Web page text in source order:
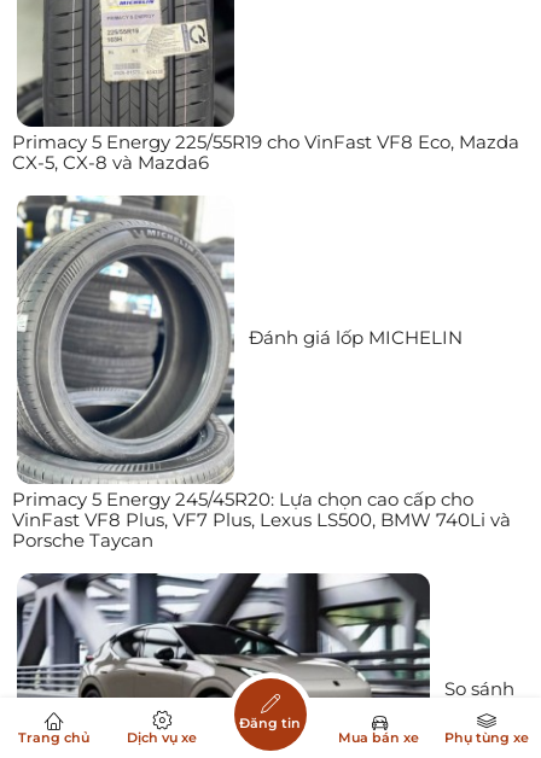
Primacy 5 Energy 225/55R19 cho VinFast VF8 Eco, Mazda
CX-5, CX-8 và Mazda6
Đánh giá lốp MICHELIN
Primacy 5 Energy 245/45R20: Lựa chọn cao cấp cho
VinFast VF8 Plus, VF7 Plus, Lexus LS500, BMW 740Li và
Porsche Taycan
So sánh
Trang chủ Dịch vụ xe
Đăng tin
Mua bán xe
Phụ tùng xe